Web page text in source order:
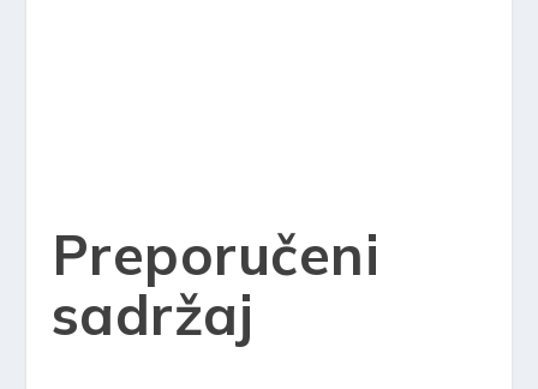
Preporučeni
sadržaj